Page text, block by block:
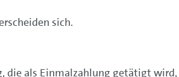
sich.
als Einmalzahlung getätigt